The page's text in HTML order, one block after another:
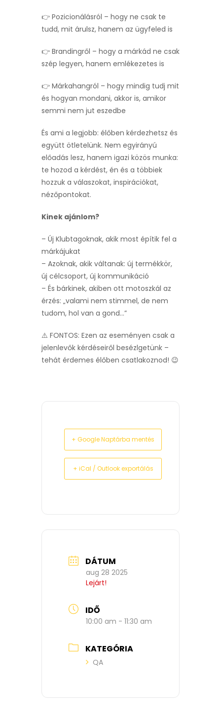
👉 Pozicionálásról – hogy ne csak te
tudd, mit árulsz, hanem az ügyfeled is
👉 Brandingről – hogy a márkád ne csak
szép legyen, hanem emlékezetes is
👉 Márkahangról – hogy mindig tudj mit
és hogyan mondani, akkor is, amikor
semmi nem jut eszedbe
És ami a legjobb: élőben kérdezhetsz és
együtt ötletelünk. Nem egyirányú
előadás lesz, hanem igazi közös munka:
te hozod a kérdést, én és a többiek
hozzuk a válaszokat, inspirációkat,
nézőpontokat.
Kinek ajánlom?
– Új Klubtagoknak, akik most építik fel a
márkájukat
– Azoknak, akik váltanak: új termékkör,
új célcsoport, új kommunikáció
– És bárkinek, akiben ott motoszkál az
érzés: „valami nem stimmel, de nem
tudom, hol van a gond…”
⚠️ FONTOS: Ezen az eseményen csak a
jelenlevők kérdéseiről besézlgetünk –
tehát érdemes élőben csatlakoznod! 😉
+ Google Naptárba mentés
+ iCal / Outlook exportálás
DÁTUM
aug 28 2025
Lejárt!
IDŐ
10:00 am - 11:30 am
KATEGÓRIA
QA